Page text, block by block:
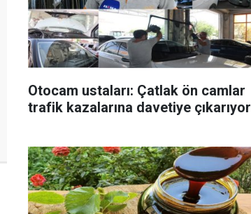
Otocam ustaları: Çatlak ön camlar
trafik kazalarına davetiye çıkarıyor